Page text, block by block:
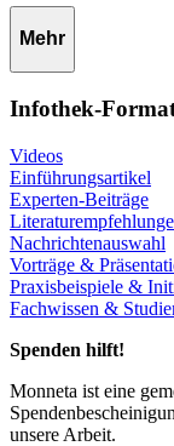
Mehr
Infothek-
Videos
Einführungsartikel
Experten-Beiträge
Nachrichtenauswahl
Vorträge &
Praxisbeispiele &
Fachwissen &
Spenden hilft!
Monneta ist eine
unsere Arbeit.